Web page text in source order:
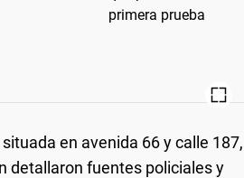
en avenida 66 y calle 187,
detallaron fuentes policiales y